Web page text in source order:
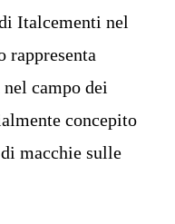
Italcementi nel
rappresenta
campo dei
concepito
macchie sulle